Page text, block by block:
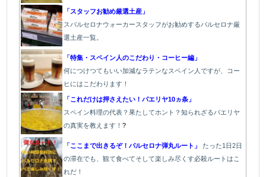
「スタッフお勧め厳選土産」
スバルセロナウォーカースタッフがお勧めするバルセロナ厳
選土産一覧。
「特集・スペイン人のこだわり・コーヒー編」
何につけつてもいい加減なラテンなスペイン人ですが、コー
ヒにはこだわります ！
「これだけは押さえたい！パエリヤ10ヵ条」
スペイン料理の代表？果たしてホント？知られざるパエリヤ
の真実を教えます！?
「ここまで出きるぞ！バルセロナ弾丸ルート」 たった1 日2日
の滞在でも、観て食べてそして楽しみ尽くす必殺ルートはこ
れだ！